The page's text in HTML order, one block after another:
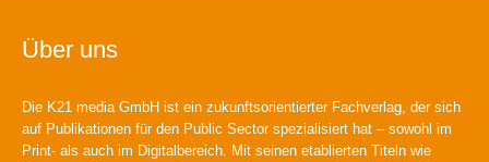
Über uns
Die K21 media GmbH ist ein zukunftsorientierter Fachverlag, der sich
auf Publikationen für den Public Sector spezialisiert hat – sowohl im
Print- als auch im Digitalbereich. Mit seinen etablierten Titeln wie